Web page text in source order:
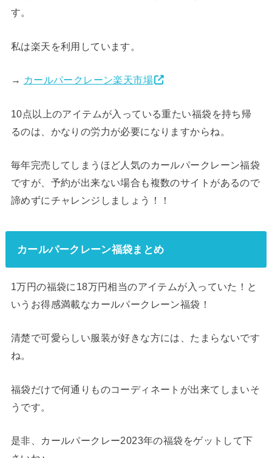
す。
私は楽天を利用しています。
→ カールパークレーン楽天市場
10点以上のアイテムが入っている重たい福袋を持ち帰
るのは、かなりの労力が必要になりますからね。
毎年完売してしまうほど人気のカールパークレーン福袋
ですが、予約が出来ない場合も複数のサイトがあるので
諦めずにチャレンジしましょう！！
カールパークレーン福袋まとめ
1万円の福袋に18万円相当のアイテムが入っていた！と
いうお得感満載なカールパークレーン福袋！
清楚で可愛らしい服装が好きな方には、たまらないです
ね。
福袋だけで何通りものコーディネートが出来てしまいそ
うです。
是非、カールパークレー2023年の福袋をゲットして下